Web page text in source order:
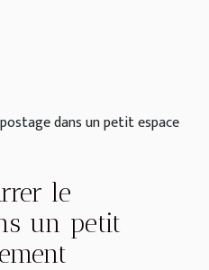
dans un petit espace
le
un petit